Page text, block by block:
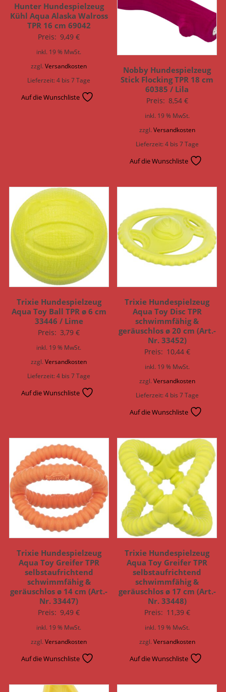
Hunter Hundespielzeug
Kühl Aqua Alaska Walross
TPR 16 cm 69042
Preis: 9,49€
inkl. 19 % MwSt.
zzgl.Versandkosten
Lieferzeit:4 bis 7 Tage
Auf die Wunschliste
Nobby Hundespielzeug
Stick Flocking TPR 18 cm
60385 / Lila
Preis: 8,54 €
inkl. 19 % MwSt.
zzgl.Versandkosten
Lieferzeit:4 bis 7 Tage
Auf die Wunschliste
Trixie Hundespielzeug
Aqua Toy Ball TPR ø 6 cm
33446 / Lime
Preis: 3,79€
inkl. 19 % MwSt.
zzgl.Versandkosten
Lieferzeit:4 bis 7 Tage
Auf die Wunschliste
Trixie Hundespielzeug
Aqua Toy Disc TPR
schwimmfähig &
geräuschlos ø 20 cm (Art.-
Nr. 33452)
Preis: 10,44 €
inkl. 19 % MwSt.
zzgl. Versandkosten
Lieferzeit:4 bis 7 Tage
Auf die Wunschliste
Trixie Hundespielzeug
Aqua Toy Greifer TPR
selbstaufrichtend
schwimmfähig &
geräuschlos ø 14 cm (Art.-
Nr. 33447)
Preis: 9,49€
inkl. 19 % MwSt.
zzgl.Versandkosten
Auf die Wunschliste
Trixie Hundespielzeug
Aqua Toy Greifer TPR
selbstaufrichtend
schwimmfähig &
geräuschlos ø 17 cm (Art.-
Nr. 33448)
Preis: 11,39 €
inkl. 19 % MwSt.
zzgl. Versandkosten
Auf die Wunschliste